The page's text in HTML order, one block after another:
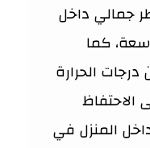
جمالي داخل
كما
الحرارة
الاحتفاظ
المنزل في